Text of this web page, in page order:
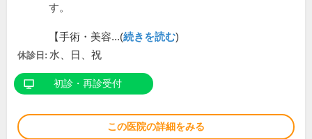
す。
【手術・美容...(続きを読む)
休診日: 水、日、祝
初診・再診受付
この医院の詳細をみる